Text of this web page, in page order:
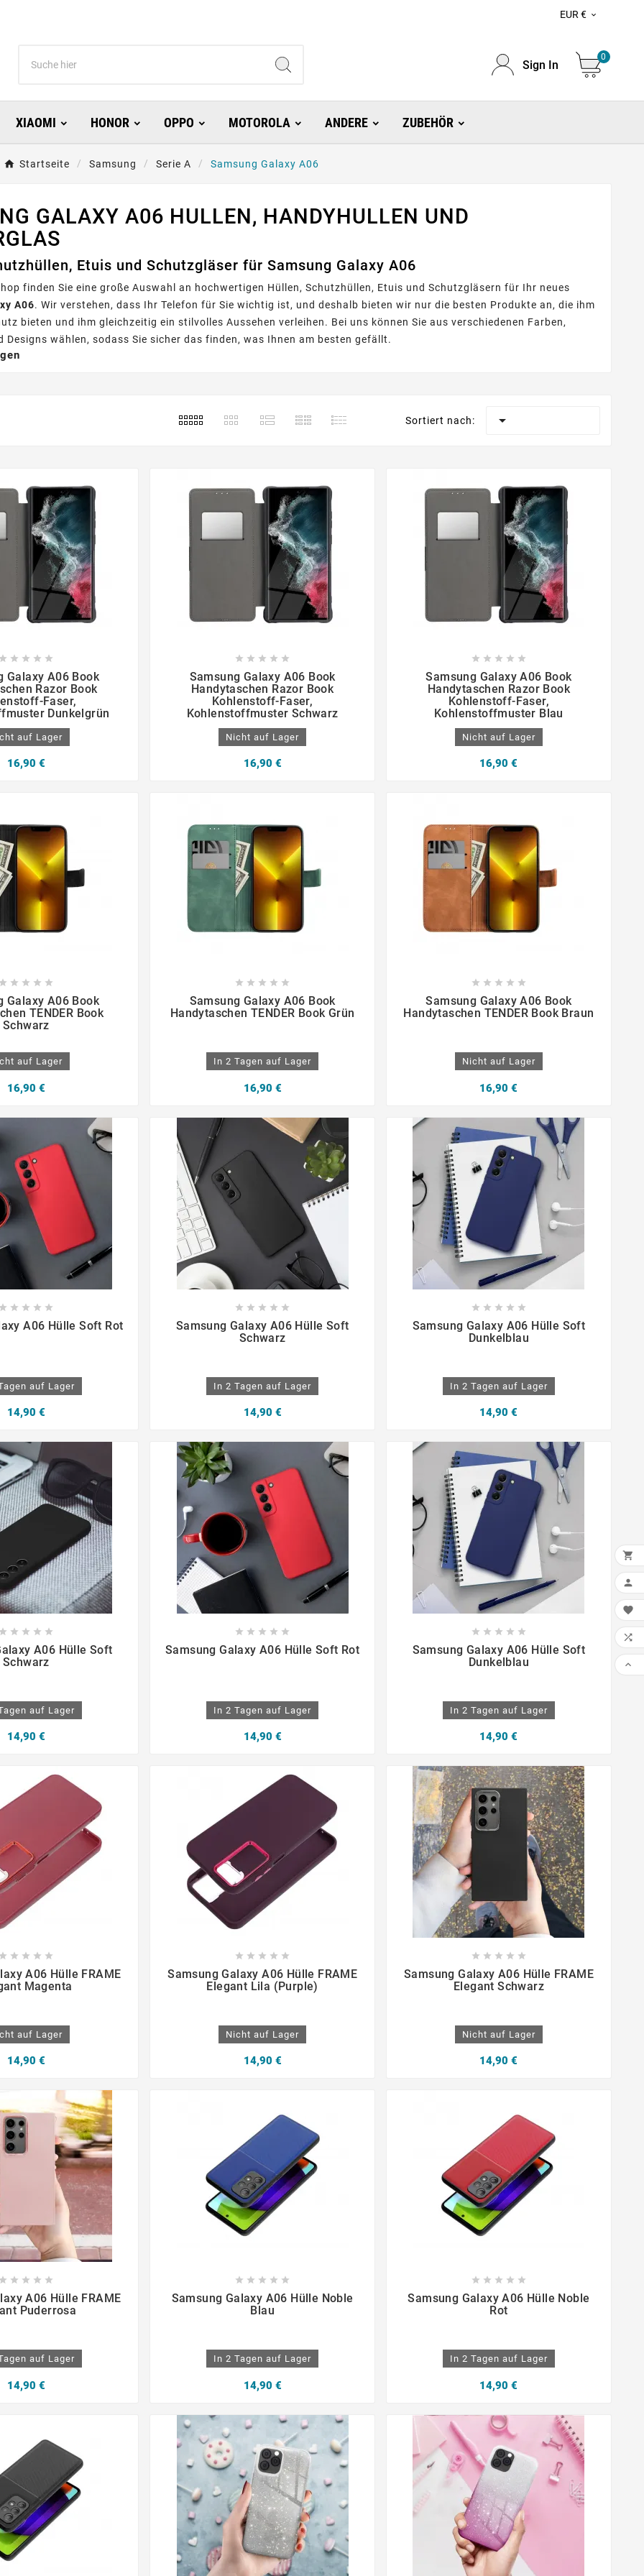
EUR € 
Sign In
0
XIAOMI HONOR OPPO MOTOROLA ANDERE ZUBEHÖR
Startseite Samsung Serie A Samsung Galaxy A06
GALAXY A06 HULLEN, HANDYHULLEN UND
Etuis und Schutzgläser für Samsung Galaxy A06
finden Sie eine große Auswahl an hochwertigen Hüllen, Schutzhüllen, Etuis und Schutzgläsern für Ihr neues
A06. Wir verstehen, dass Ihr Telefon für Sie wichtig ist, und deshalb bieten wir nur die besten Produkte an, die ihm
bieten und ihm gleichzeitig ein stilvolles Aussehen verleihen. Bei uns können Sie aus verschiedenen Farben,
Designs wählen, sodass Sie sicher das finden, was Ihnen am besten gefällt.
Sortiert nach: 
    
Galaxy A06 Book
Razor Book
Faser,
Dunkelgrün
auf Lager
16,90 €
    
Samsung Galaxy A06 Book
Handytaschen Razor Book
Kohlenstoff-Faser,
Kohlenstoffmuster Schwarz
Nicht auf Lager
16,90 €
    
Samsung Galaxy A06 Book
Handytaschen Razor Book
Kohlenstoff-Faser,
Kohlenstoffmuster Blau
Nicht auf Lager
16,90 €
    
Galaxy A06 Book
TENDER Book
Schwarz
auf Lager
16,90 €
    
Samsung Galaxy A06 Book
Handytaschen TENDER Book Grün
In 2 Tagen auf Lager
16,90 €
    
Samsung Galaxy A06 Book
Handytaschen TENDER Book Braun
Nicht auf Lager
16,90 €
 
    
A06 Hülle Soft Rot
auf Lager
14,90 €
 
    
Samsung Galaxy A06 Hülle Soft
Schwarz
In 2 Tagen auf Lager
14,90 €
 
    
Samsung Galaxy A06 Hülle Soft
Dunkelblau
In 2 Tagen auf Lager
14,90 €
    
A06 Hülle Soft
Schwarz
auf Lager
14,90 €
    
Samsung Galaxy A06 Hülle Soft Rot
In 2 Tagen auf Lager
14,90 €
    
Samsung Galaxy A06 Hülle Soft
Dunkelblau
In 2 Tagen auf Lager
14,90 €
    
A06 Hülle FRAME
Magenta
auf Lager
14,90 €
    
Samsung Galaxy A06 Hülle FRAME
Elegant Lila (Purple)
Nicht auf Lager
14,90 €
    
Samsung Galaxy A06 Hülle FRAME
Elegant Schwarz
Nicht auf Lager
14,90 €
    
A06 Hülle FRAME
Puderrosa
auf Lager
14,90 €
    
Samsung Galaxy A06 Hülle Noble
Blau
In 2 Tagen auf Lager
14,90 €
    
Samsung Galaxy A06 Hülle Noble
Rot
In 2 Tagen auf Lager
14,90 €




